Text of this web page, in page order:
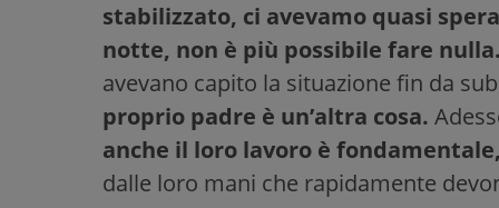
stabilizzato, ci avevamo quasi
notte, non è più possibile fare nulla.
avevano capito la situazione fin da
proprio padre è un’altra cosa.
anche il loro lavoro è fondamentale,
dalle loro mani che rapidamente